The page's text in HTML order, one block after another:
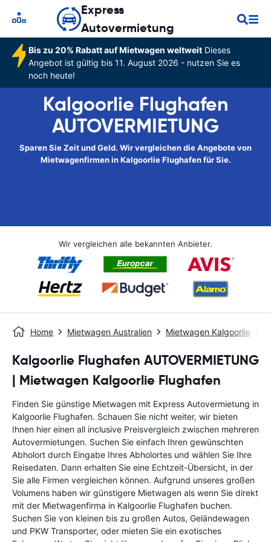
Express
Autovermietung
Bis zu 20% Rabatt auf Mietwagen weltweitDieses
Angebot ist gültig bis 11. August 2026 - nutzen Sie es
noch heute!
Kalgoorlie Flughafen
AUTOVERMIETUNG
Sparen Sie Zeit und Geld. Wir vergleichen die Angebote von
Mietwagenfirmen in Kalgoorlie Flughafen für Sie.
Wir vergleichen alle bekannten Anbieter.
Home Mietwagen Australien Mietwagen Kalgoorlie
Kalgoorlie Flughafen AUTOVERMIETUNG
| Mietwagen Kalgoorlie Flughafen
Finden Sie günstige Mietwagen mit Express Autovermietung in
Kalgoorlie Flughafen. Schauen Sie nicht weiter, wir bieten
Ihnen hier einen all inclusive Preisvergleich zwischen mehreren
Autovermietungen. Suchen Sie einfach Ihren gewünschten
Abholort durch Eingabe Ihres Abholortes und wählen Sie Ihre
Reisedaten. Dann erhalten Sie eine Echtzeit-Übersicht, in der
Sie alle Firmen vergleichen können. Aufgrund unseres großen
Volumens haben wir günstigere Mietwagen als wenn Sie direkt
mit der Mietwagenfirma in Kalgoorlie Flughafen buchen.
Suchen Sie von kleinen bis zu großen Autos, Geländewagen
und PKW Transporter, oder mieten Sie ein exotisches